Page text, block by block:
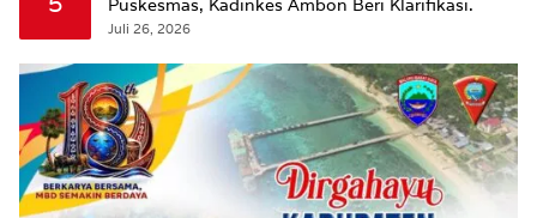
Puskesmas, Kadinkes Ambon Beri Klarifikasi.
Juli 26, 2026